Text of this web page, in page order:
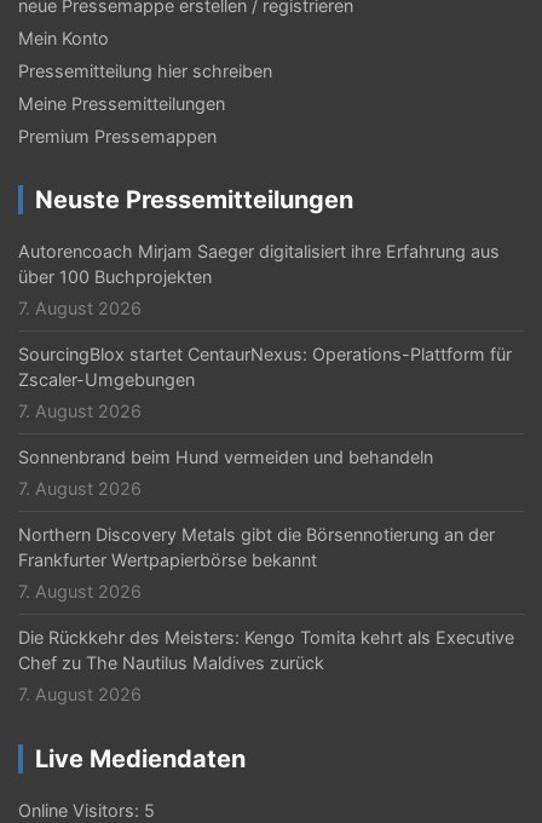
neue Pressemappe erstellen / registrieren
Mein Konto
Pressemitteilung hier schreiben
Meine Pressemitteilungen
Premium Pressemappen
Neuste Pressemitteilungen
Autorencoach Mirjam Saeger digitalisiert ihre Erfahrung aus
über 100 Buchprojekten
7. August 2026
SourcingBlox startet CentaurNexus: Operations-Plattform für
Zscaler-Umgebungen
7. August 2026
Sonnenbrand beim Hund vermeiden und behandeln
7. August 2026
Northern Discovery Metals gibt die Börsennotierung an der
Frankfurter Wertpapierbörse bekannt
7. August 2026
Die Rückkehr des Meisters: Kengo Tomita kehrt als Executive
Chef zu The Nautilus Maldives zurück
7. August 2026
Live Mediendaten
Online Visitors: 5